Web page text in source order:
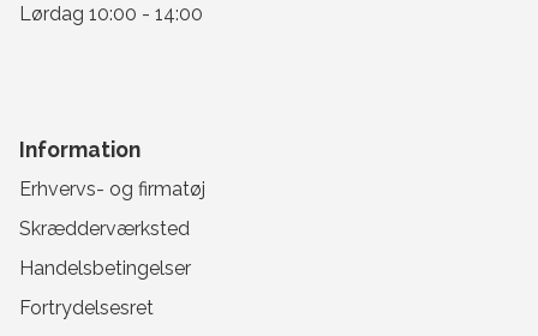
Lørdag 10:00 - 14:00
Information
Erhvervs- og firmatøj
Skrædderværksted
Handelsbetingelser
Fortrydelsesret